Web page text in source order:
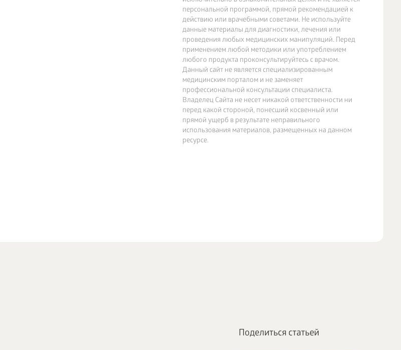
персональной программой, прямой рекомендацией к
действию или врачебными советами. Не используйте
данные материалы для диагностики, лечения или
проведения любых медицинских манипуляций. Перед
применением любой методики или употреблением
любого продукта проконсультируйтесь с врачом.
Данный сайт не является специализированным
медицинским порталом и не заменяет
профессиональной консультации специалиста.
Владелец Сайта не несет никакой ответственности ни
перед какой стороной, понесший косвенный или
прямой ущерб в результате неправильного
использования материалов, размещенных на данном
ресурсе.
Поделиться статьей